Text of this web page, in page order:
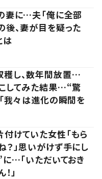
妻に…夫「俺に全部
後、妻が目を疑った
は
穫し、数年間放置…
してみた結果…“驚
我々は進化の瞬間を
けていた女性「もら
？」思いがけず手にし
…「いただいておき
」